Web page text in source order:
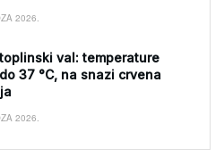
2026.
val: temperature
37 °C, na snazi crvena
2026.